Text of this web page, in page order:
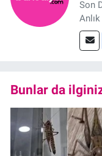
Son
Bunlar da